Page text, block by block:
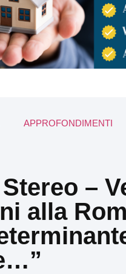
APPROFONDIMENTI
–
alla